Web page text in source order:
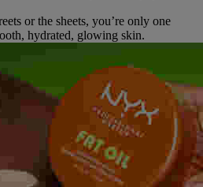
or the sheets, you’re only one
hydrated, glowing skin.